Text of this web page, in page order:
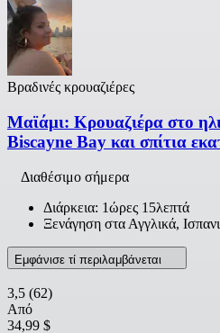
Βραδινές κρουαζιέρες
Μαϊάμι: Κρουαζιέρα στο
Biscayne Bay και σπίτια
Διαθέσιμο σήμερα
Διάρκεια: 1ώρες 15λεπτά
Ξενάγηση στα Αγγλικά,
Εμφάνισε τί περιλαμβάνεται
3,5 (62)
Από
34,99 $